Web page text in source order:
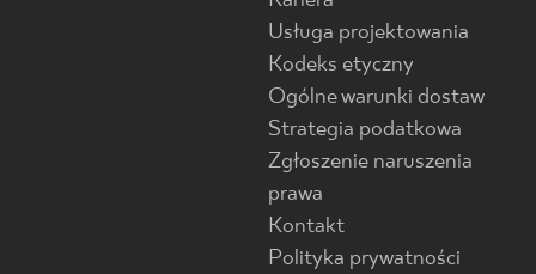
Usługa projektowania
Kodeks etyczny
Ogólne warunki dostaw
Strategia podatkowa
Zgłoszenie naruszenia
prawa
Kontakt
Polityka prywatności